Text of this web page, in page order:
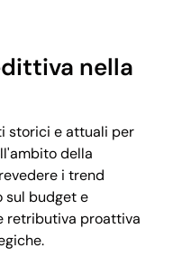
nella
storici e attuali per
della
i trend
sul budget e
retributiva proattiva